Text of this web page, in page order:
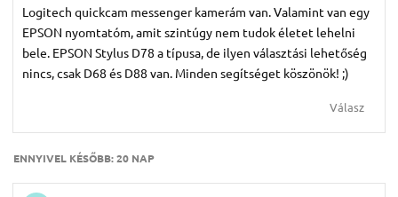
Logitech quickcam messenger kamerám van. Valamint van egy
EPSON nyomtatóm, amit szintúgy nem tudok életet lehelni
bele. EPSON Stylus D78 a típusa, de ilyen választási lehetőség
nincs, csak D68 és D88 van. Minden segítséget köszönök! ;)
Válasz
ENNYIVEL KÉSŐBB:20 NAP